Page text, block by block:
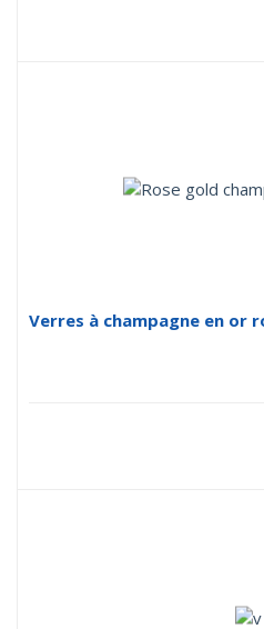
Verres à champagne en or